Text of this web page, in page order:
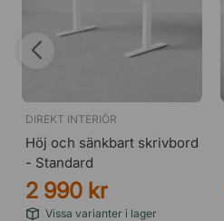
DIREKT INTERIÖR
Höj och sänkbart skrivbord
- Standard
2 990 kr
Vissa varianter i lager